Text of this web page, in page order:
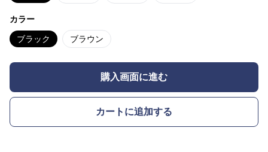
カラー
ブラック ブラウン
購入画面に進む
カートに追加する